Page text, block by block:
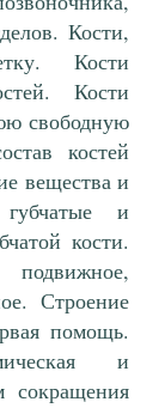
Кости,
Кости
Кости
свободную
костей
вещества и
и
кости.
Строение
помощь.
и
сокращения